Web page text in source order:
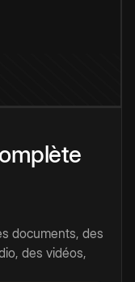
documents, des
des vidéos,